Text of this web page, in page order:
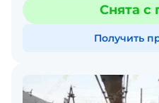
Снята с
Получить